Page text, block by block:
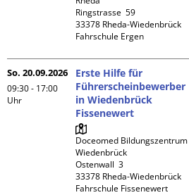
Ringstrasse  59
33378 Rheda-Wiedenbrück
Fahrschule Ergen
So. 20.09.2026
09:30 - 17:00
Uhr
Erste Hilfe für
Führerscheinbewerber
in Wiedenbrück
Fissenewert
Doceomed Bildungszentrum
Wiedenbrück
Ostenwall  3
33378 Rheda-Wiedenbrück
Fahrschule Fissenewert